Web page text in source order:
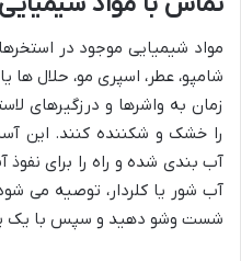
مواد شیمیایی موجود در
شامپو، عطر، اسپری مو، حلال ها
زمان به واشرها و درزگیرهای
را خشک و شکننده کنند. این
آب بندی شده و راه را برای
آب شور یا کلردار، توصیه می
شست وشو دهید و سپس با یک